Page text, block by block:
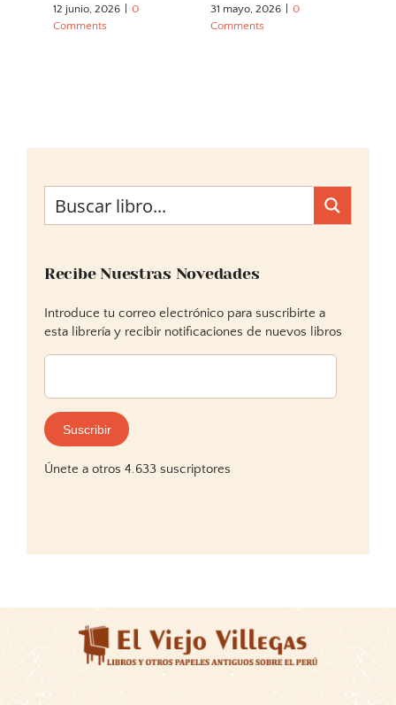
12 junio, 2026
0
Comments
31 mayo, 2026
0
Comments
Recibe Nuestras Novedades
Introduce tu correo electrónico para suscribirte a
esta librería y recibir notificaciones de nuevos libros
Dirección
correo
electrónico:
Suscribir
Únete a otros 4.633 suscriptores